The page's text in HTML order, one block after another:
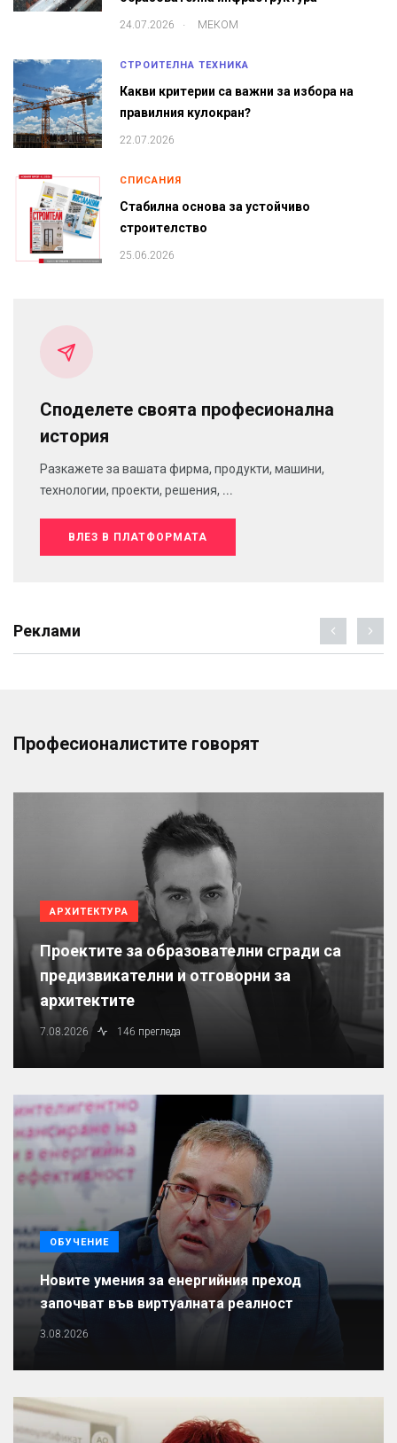
24.07.2026 . МЕКОМ
СТРОИТЕЛНА ТЕХНИКА
Какви критерии са важни за избора на
правилния кулокран?
22.07.2026
СПИСАНИЯ
Стабилна основа за устойчиво
строителство
25.06.2026
Споделете своята професионална
история
Разкажете за вашата фирма, продукти, машини,
технологии, проекти, решения, ...
ВЛЕЗ В ПЛАТФОРМАТА
Реклами
Професионалистите говорят
АРХИТЕКТУРА
Проектите за образователни сгради са
предизвикателни и отговорни за
архитектите
7.08.2026 146 прегледа
ОБУЧЕНИЕ
Новите умения за енергийния преход
започват във виртуалната реалност
3.08.2026